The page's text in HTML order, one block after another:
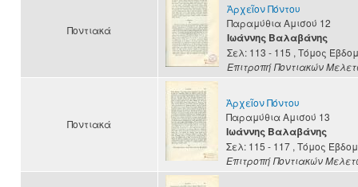
Ποντιακά
Ἀρχεῖον Πόντου
Παραμύθια Αμισού 12
Ιωάννης Βαλαβάνης
Σελ: 113 - 115 , Τόμος
Επιτροπή Ποντιακών
Ποντιακά
Ἀρχεῖον Πόντου
Παραμύθια Αμισού 13
Ιωάννης Βαλαβάνης
Σελ: 115 - 117 , Τόμος
Επιτροπή Ποντιακών